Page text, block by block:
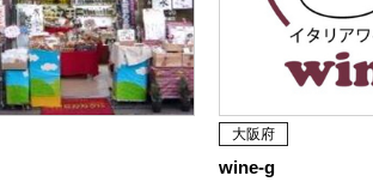
大阪府
wine-g